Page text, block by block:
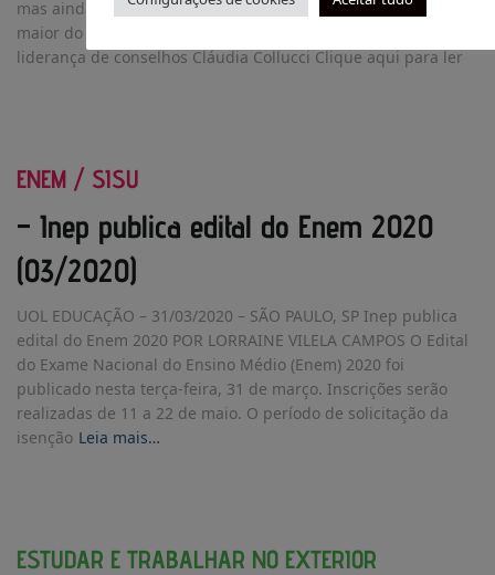
mas ainda é desigual Diferença salarial entre gêneros é
maior do que a de outras ocupações; mulheres são raras na
liderança de conselhos Cláudia Collucci Clique aqui para ler
ENEM / SISU
– Inep publica edital do Enem 2020
(03/2020)
UOL EDUCAÇÃO – 31/03/2020 – SÃO PAULO, SP Inep publica
edital do Enem 2020 POR LORRAINE VILELA CAMPOS O Edital
do Exame Nacional do Ensino Médio (Enem) 2020 foi
publicado nesta terça-feira, 31 de março. Inscrições serão
realizadas de 11 a 22 de maio. O período de solicitação da
isenção Leia mais…
ESTUDAR E TRABALHAR NO EXTERIOR